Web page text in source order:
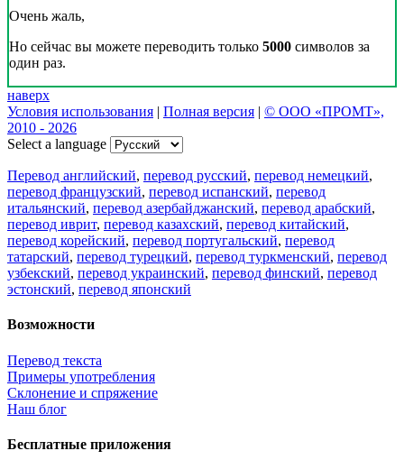
Очень жаль,
Но сейчас вы можете переводить только 5000 символов за
один раз.
наверх
Условия использования | Полная версия | © ООО «ПРОМТ»,
2010 - 2026
Select a language
Перевод английский, перевод русский, перевод немецкий,
перевод французский, перевод испанский, перевод
итальянский, перевод азербайджанский, перевод арабский,
перевод иврит, перевод казахский, перевод китайский,
перевод корейский, перевод португальский, перевод
татарский, перевод турецкий, перевод туркменский, перевод
узбекский, перевод украинский, перевод финский, перевод
эстонский, перевод японский
Возможности
Перевод текста
Примеры употребления
Склонение и спряжение
Наш блог
Бесплатные приложения